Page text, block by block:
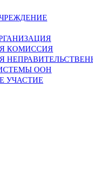
КОМИССИЯ
ООН
УЧАСТИЕ